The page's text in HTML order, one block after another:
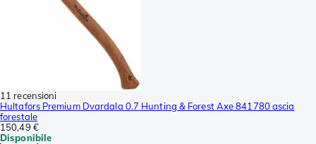
11 recensioni
Hultafors Premium Dvardala 0.7 Hunting & Forest Axe 841780 ascia
forestale
150,49 €
Disponibile